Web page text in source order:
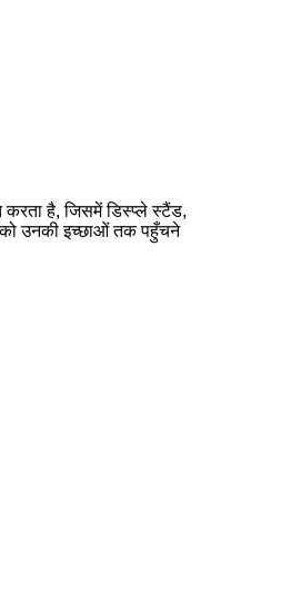
करता है, जिसमें डिस्प्ले स्टैंड,
को उनकी इच्छाओं तक पहुँचने